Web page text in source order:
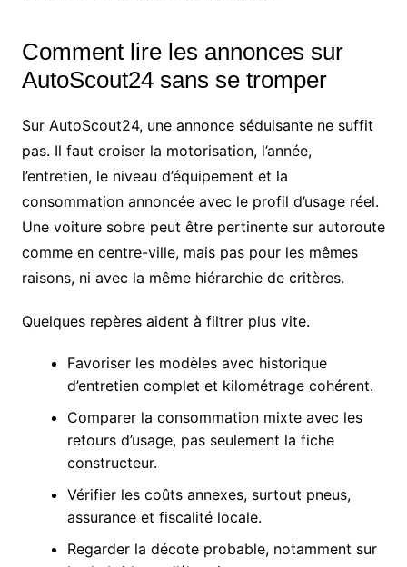
Comment lire les annonces sur
AutoScout24 sans se tromper
Sur AutoScout24, une annonce séduisante ne suffit
pas. Il faut croiser la motorisation, l’année,
l’entretien, le niveau d’équipement et la
consommation annoncée avec le profil d’usage réel.
Une voiture sobre peut être pertinente sur autoroute
comme en centre-ville, mais pas pour les mêmes
raisons, ni avec la même hiérarchie de critères.
Quelques repères aident à filtrer plus vite.
Favoriser les modèles avec historique
d’entretien complet et kilométrage cohérent.
Comparer la consommation mixte avec les
retours d’usage, pas seulement la fiche
constructeur.
Vérifier les coûts annexes, surtout pneus,
assurance et fiscalité locale.
Regarder la décote probable, notamment sur